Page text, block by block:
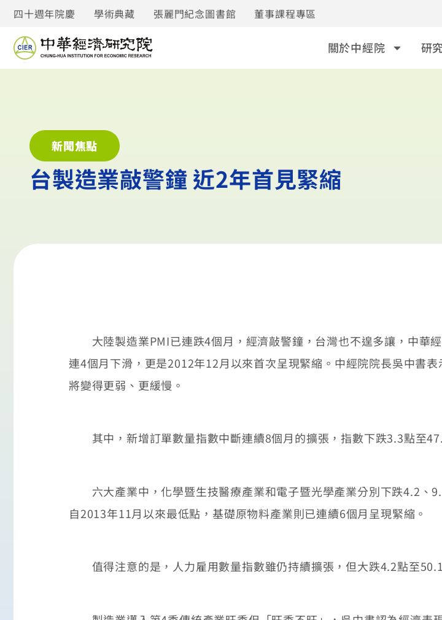
四十週年院慶 學術典藏 張麗門紀念圖書館 董事課程專區
關於中經院 研
新聞焦點
台製造業敲警鐘 近2年首見緊縮
大陸製造業PMI已連跌4個月，經濟敲警鐘，台灣也不遑多讓，中華
連4個月下滑，更是2012年12月以來首次呈現緊縮。中經院院長吳中書
將變得更弱、更緩慢。
其中，新增訂單數量指數中斷連續8個月的擴張，指數下跌3.3點至
六大產業中，化學暨生技醫療產業和電子暨光學產業分別下跌4.2、
自2013年11月以來最低點，基礎原物料產業則已連續6個月呈現緊縮。
值得注意的是，人力雇用數量指數雖仍持續擴張，但大跌4.2點至